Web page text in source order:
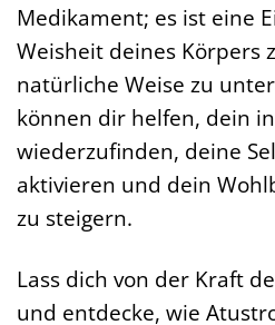
Medikament; es ist eine
Weisheit deines Körpers
natürliche Weise zu
können dir helfen, dein
wiederzufinden, deine
aktivieren und dein
zu steigern.
Lass dich von der Kraft
und entdecke, wie